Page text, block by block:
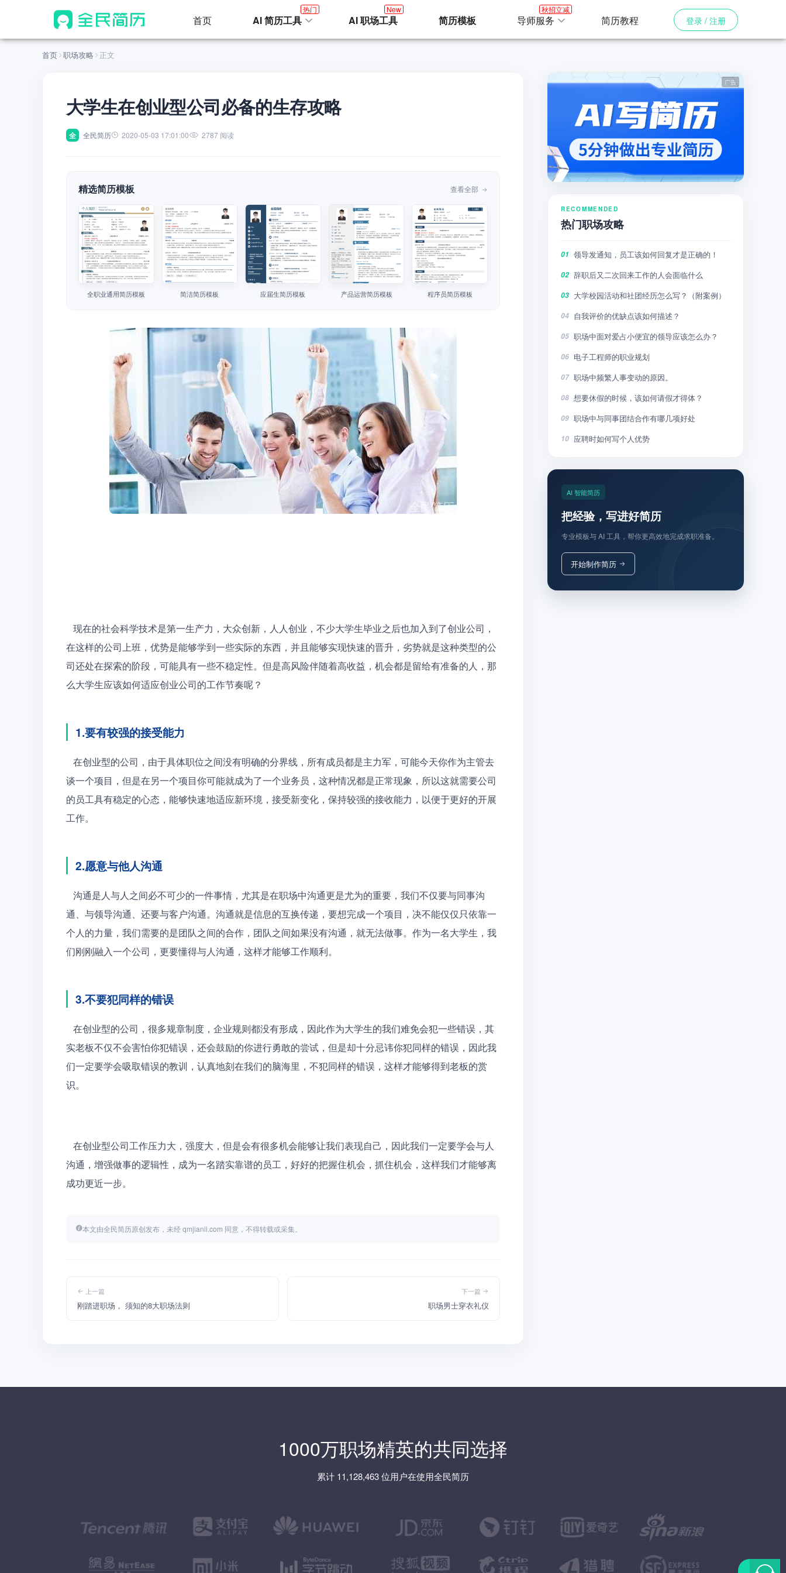
首页 AI 简历工具
热门
AI 职场工具
New
简历模板 导师服务
秋招立减
简历教程 登录 / 注册
首页 职场攻略 正文
大学生在创业型公司必备的生存攻略
全 全民简历 2020-05-03 17:01:00 2787 阅读
精选简历模板 查看全部
全职业通用简历模板 简洁简历模板 应届生简历模板 产品运营简历模板 程序员简历模板
在这样的公司上班，优势是能够学到一些实际的东西，并且能够实现快速的晋升，劣势就是这种类型的公
司还处在探索的阶段，可能具有一些不稳定性。但是高风险伴随着高收益，机会都是留给有准备的人，那
么大学生应该如何适应创业公司的工作节奏呢？
1.要有较强的接受能力
谈一个项目，但是在另一个项目你可能就成为了一个业务员，这种情况都是正常现象，所以这就需要公司
的员工具有稳定的心态，能够快速地适应新环境，接受新变化，保持较强的接收能力，以便于更好的开展
工作。
2.愿意与他人沟通
通、与领导沟通、还要与客户沟通。沟通就是信息的互换传递，要想完成一个项目，决不能仅仅只依靠一
个人的力量，我们需要的是团队之间的合作，团队之间如果没有沟通，就无法做事。作为一名大学生，我
们刚刚融入一个公司，更要懂得与人沟通，这样才能够工作顺利。
3.不要犯同样的错误
实老板不仅不会害怕你犯错误，还会鼓励的你进行勇敢的尝试，但是却十分忌讳你犯同样的错误，因此我
们一定要学会吸取错误的教训，认真地刻在我们的脑海里，不犯同样的错误，这样才能够得到老板的赏
识。
沟通，增强做事的逻辑性，成为一名踏实靠谱的员工，好好的把握住机会，抓住机会，这样我们才能够离
成功更近一步。
本文由全民简历原创发布，未经 qmjianli.com 同意，不得转载或采集。
上一篇
刚踏进职场， 须知的8大职场法则
下一篇
职场男士穿衣礼仪
RECOMMENDED
热门职场攻略
01 领导发通知，员工该如何回复才是正确的！
02 辞职后又二次回来工作的人会面临什么
03 大学校园活动和社团经历怎么写？（附案例）
04 自我评价的优缺点该如何描述？
05 职场中面对爱占小便宜的领导应该怎么办？
06 电子工程师的职业规划
07 职场中频繁人事变动的原因。
08 想要休假的时候，该如何请假才得体？
09 职场中与同事团结合作有哪几项好处
10 应聘时如何写个人优势
AI 智能简历
把经验，写进好简历
专业模板与 AI 工具，帮你更高效地完成求职准备。
开始制作简历
1000万职场精英的共同选择
累计 11,128,463 位用户在使用全民简历